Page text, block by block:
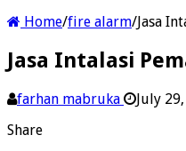
Home/fire alarm/Jasa
Jasa Intalasi
farhan mabruka July
Share